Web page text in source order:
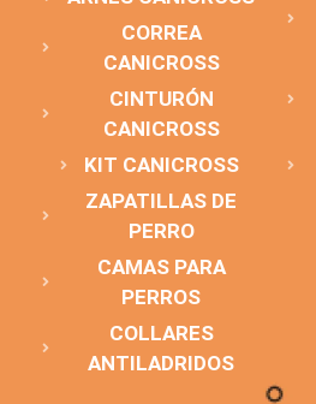
CORREA
CANICROSS
CINTURÓN
CANICROSS
KIT CANICROSS
ZAPATILLAS DE
PERRO
CAMAS PARA
PERROS
COLLARES
ANTILADRIDOS